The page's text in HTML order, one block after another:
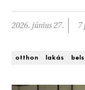
Kert és terasz
2026. június 27. 7
otthon lakás